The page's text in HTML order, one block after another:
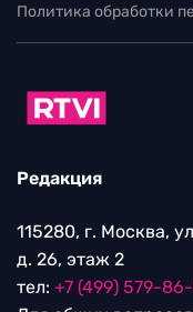
Политика обработки
Редакция
115280, г. Москва,
д. 26, этаж 2
тел: +7 (499) 579-